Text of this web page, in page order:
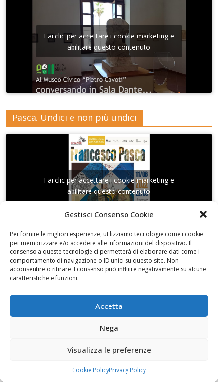
Gestisci Consenso Cookie
Per fornire le migliori esperienze, utilizziamo tecnologie come i cookie
per memorizzare e/o accedere alle informazioni del dispositivo. Il
consenso a queste tecnologie ci permetterà di elaborare dati come il
comportamento di navigazione o ID unici su questo sito. Non
acconsentire o ritirare il consenso può influire negativamente su alcune
caratteristiche e funzioni.
Accetta
Nega
Visualizza le preferenze
Cookie PolicyPrivacy Policy
Fai clic per accettare i cookie marketing e
abilitare questo contenuto
Pasca. Undici e non più undici
Fai clic per accettare i cookie marketing e
abilitare questo contenuto
La Collezione Martinez al Museo Pietro Cavoti
Fai clic per accettare i cookie marketing e
abilitare questo contenuto